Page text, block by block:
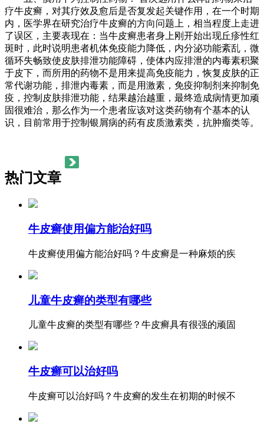
疗牛皮癣，对其疗效及愈后是否复发起关键作用，在一个时期
内，医学界在研究治疗牛皮癣的方向问题上，相当程度上走进
了误区，主要表现在：当牛皮癣患者身上刚开始出现丘疹性红
斑时，此时说明患者机体免疫能力降低，内分泌功能紊乱，微
循环失畅致使皮肤排泄功能障碍，使体内应排泄的内毒素积聚
于皮下，而所用的药物不是用来提高免疫能力，恢复皮肤的正
常代谢功能，排泄内毒素，而是用激素，免疫抑制剂来抑制免
疫，控制皮肤排泄功能，结果越治越重，最终造成病情更加顽
固很难治，那么作为一个患者应该对这类药物有个基本的认
识，目前常用于控制银屑病的药有皮质激素类，抗肿瘤类等。
热门文章
牛皮癣使用偏方能治好吗
牛皮癣使用偏方能治好吗？牛皮癣是一种麻烦的疾
儿童牛皮癣的类型有哪些
儿童牛皮癣的类型有哪些？牛皮癣具有很强的顽固
牛皮癣可以治好吗
牛皮癣可以治好吗？牛皮癣的发生在初期的时候不